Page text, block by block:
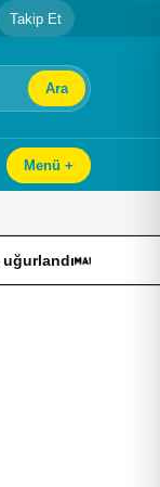
Takip Et
Ara
Menü +
Makine